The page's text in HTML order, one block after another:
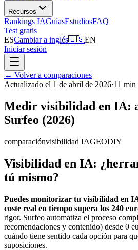
Recursos
Rankings IAGuíasEstudiosFAQ
Test gratis
ESCambiar a inglés🇪🇸EN
Iniciar sesión
← Volver a comparaciones
Actualizado el 1 de abril de 2026·11 min
Medir visibilidad en IA:
Surfeo (2026)
comparaciónvisibilidad IAGEODIY
Visibilidad en IA:
tú mismo?
Puedes monitorizar tu visibilidad en
coste real en tiempo supera los 240
rigor. Surfeo automatiza el proceso
recomendaciones y contenido) desde 0
cuándo tiene sentido cada opción para
suposiciones.